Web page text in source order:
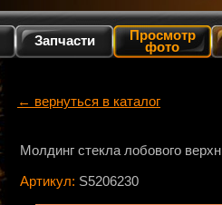
Запчасти Просмотр
фото
← вернуться в каталог
Молдинг стекла лобового верхн
Артикул: S5206230